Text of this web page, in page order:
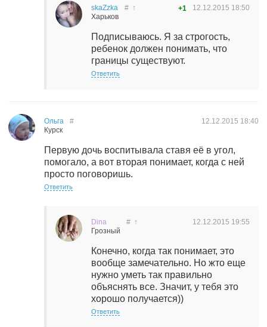
skaZzka
Харьков
12.12.2015 18:50
# ↑ +1
Подписываюсь. Я за строгость,
ребенок должен понимать, что
границы существуют.
Ответить
Ольга
Курск
12.12.2015 18:40
#
Первую дочь воспитывала ставя её в угол,
помогало, а вот вторая понимает, когда с ней
просто поговоришь.
Ответить
Dina
Грозный
12.12.2015 19:55
# ↑
Конечно, когда так понимает, это
вообще замечательно. Но жто еще
нужно уметь так правильно
объяснять все. Значит, у тебя это
хорошо получается))
Ответить